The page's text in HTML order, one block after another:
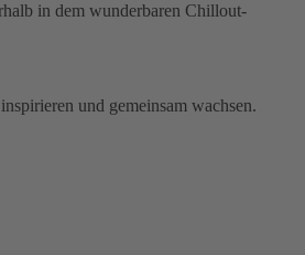
in dem wunderbaren Chillout-
und gemeinsam wachsen.